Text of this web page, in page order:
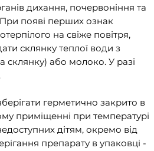
дихання, почервоніння та
появі перших ознак
на свіже повітря,
склянку теплої води з
склянку) або молоко. У разі
герметично закрито в
приміщенні при температурі
дітям, окремо від
препарату в упаковці -